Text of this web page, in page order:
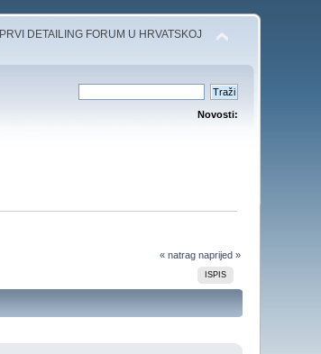
PRVI DETAILING FORUM U HRVATSKOJ
Novosti:
« natrag naprijed »
ISPIS